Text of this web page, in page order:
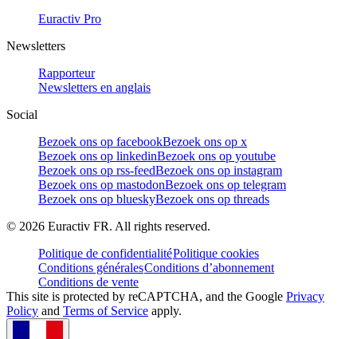
Euractiv Pro
Newsletters
Rapporteur
Newsletters en anglais
Social
Bezoek ons op facebookBezoek ons op x
Bezoek ons op linkedinBezoek ons op youtube
Bezoek ons op rss-feedBezoek ons op instagram
Bezoek ons op mastodonBezoek ons op telegram
Bezoek ons op blueskyBezoek ons op threads
© 2026 Euractiv FR. All rights reserved.
Politique de confidentialitéPolitique cookies
Conditions généralesConditions d’abonnement
Conditions de vente
This site is protected by reCAPTCHA, and the Google Privacy
Policy and Terms of Service apply.